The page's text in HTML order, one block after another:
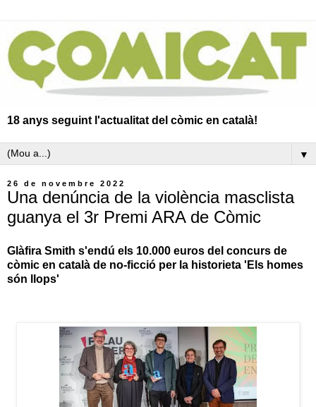
18 anys seguint l'actualitat del còmic en català!
▼
26 de novembre 2022
Una denúncia de la violència masclista
guanya el 3r Premi ARA de Còmic
Glàfira Smith s'endú els 10.000 euros del concurs de
còmic en català de no-ficció per la historieta 'Els homes
són llops'